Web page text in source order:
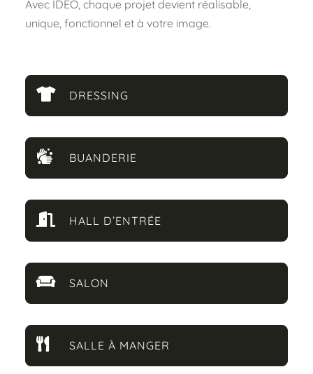
Avec IDEO, chaque projet devient réalisable,
unique, fonctionnel et à votre image.
 DRESSING
 BUANDERIE
 HALL D’ENTRÉE
 SALON
 SALLE À MANGER